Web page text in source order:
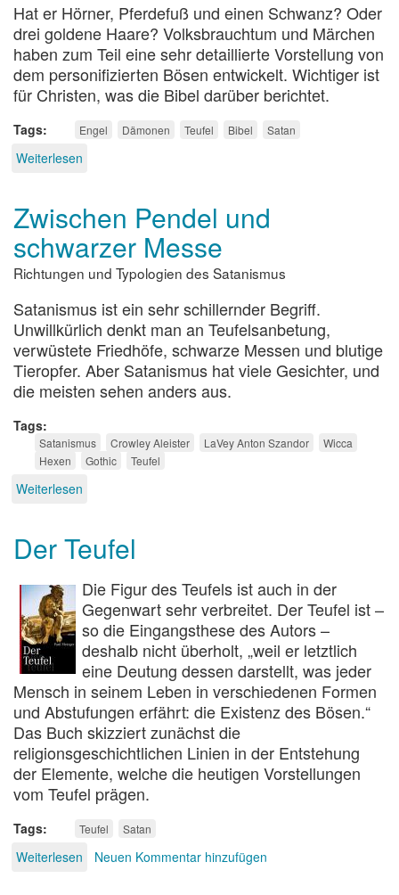
Hat er Hörner, Pferdefuß und einen Schwanz? Oder
drei goldene Haare? Volksbrauchtum und Märchen
haben zum Teil eine sehr detaillierte Vorstellung von
dem personifizierten Bösen entwickelt. Wichtiger ist
für Christen, was die Bibel darüber berichtet.
Tags Engel Dämonen Teufel Bibel Satan
Weiterlesen
Teufel
-
Luzifer
Zwischen Pendel und
schwarzer Messe
Richtungen und Typologien des Satanismus
Satanismus ist ein sehr schillernder Begriff.
Unwillkürlich denkt man an Teufelsanbetung,
verwüstete Friedhöfe, schwarze Messen und blutige
Tieropfer. Aber Satanismus hat viele Gesichter, und
die meisten sehen anders aus.
Tags
Satanismus Crowley Aleister LaVey Anton Szandor
Wicca
Hexen
Gothic Teufel
Weiterlesen
schwarzer
Der Teufel
Die Figur des Teufels ist auch in der
Gegenwart sehr verbreitet. Der Teufel ist –
so die Eingangsthese des Autors –
deshalb nicht überholt, „weil er letztlich
eine Deutung dessen darstellt, was jeder
Mensch in seinem Leben in verschiedenen Formen
und Abstufungen erfährt: die Existenz des Bösen.“
Das Buch skizziert zunächst die
religionsgeschichtlichen Linien in der Entstehung
der Elemente, welche die heutigen Vorstellungen
vom Teufel prägen.
Tags Teufel Satan
Weiterlesen über
Neuen Kommentar hinzufügen